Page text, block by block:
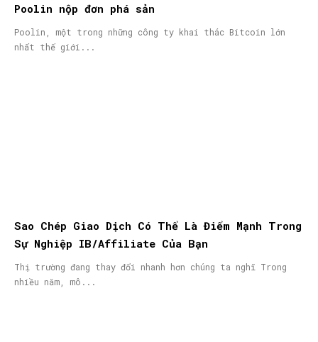
Poolin nộp đơn phá sản
Poolin, một trong những công ty khai thác Bitcoin lớn
nhất thế giới...
Sao Chép Giao Dịch Có Thể Là Điểm Mạnh Trong
Sự Nghiệp IB/Affiliate Của Bạn
Thị trường đang thay đổi nhanh hơn chúng ta nghĩ Trong
nhiều năm, mô...